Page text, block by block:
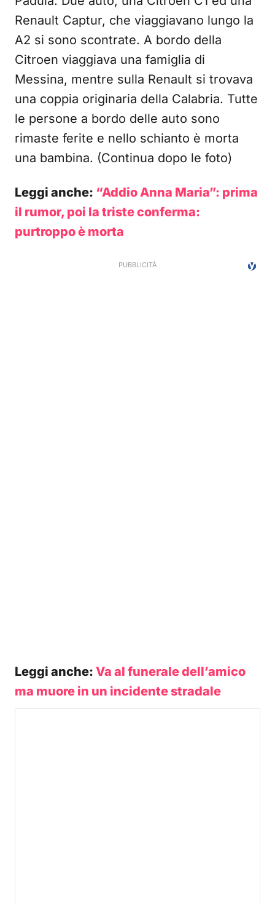
Renault Captur, che viaggiavano lungo la
A2 si sono scontrate. A bordo della
Citroen viaggiava una famiglia di
Messina, mentre sulla Renault si trovava
una coppia originaria della Calabria. Tutte
le persone a bordo delle auto sono
rimaste ferite e nello schianto è morta
una bambina. (Continua dopo le foto)
Leggi anche: “Addio Anna Maria”: prima
il rumor, poi la triste conferma:
purtroppo è morta
Leggi anche: Va al funerale dell’amico
ma muore in un incidente stradale